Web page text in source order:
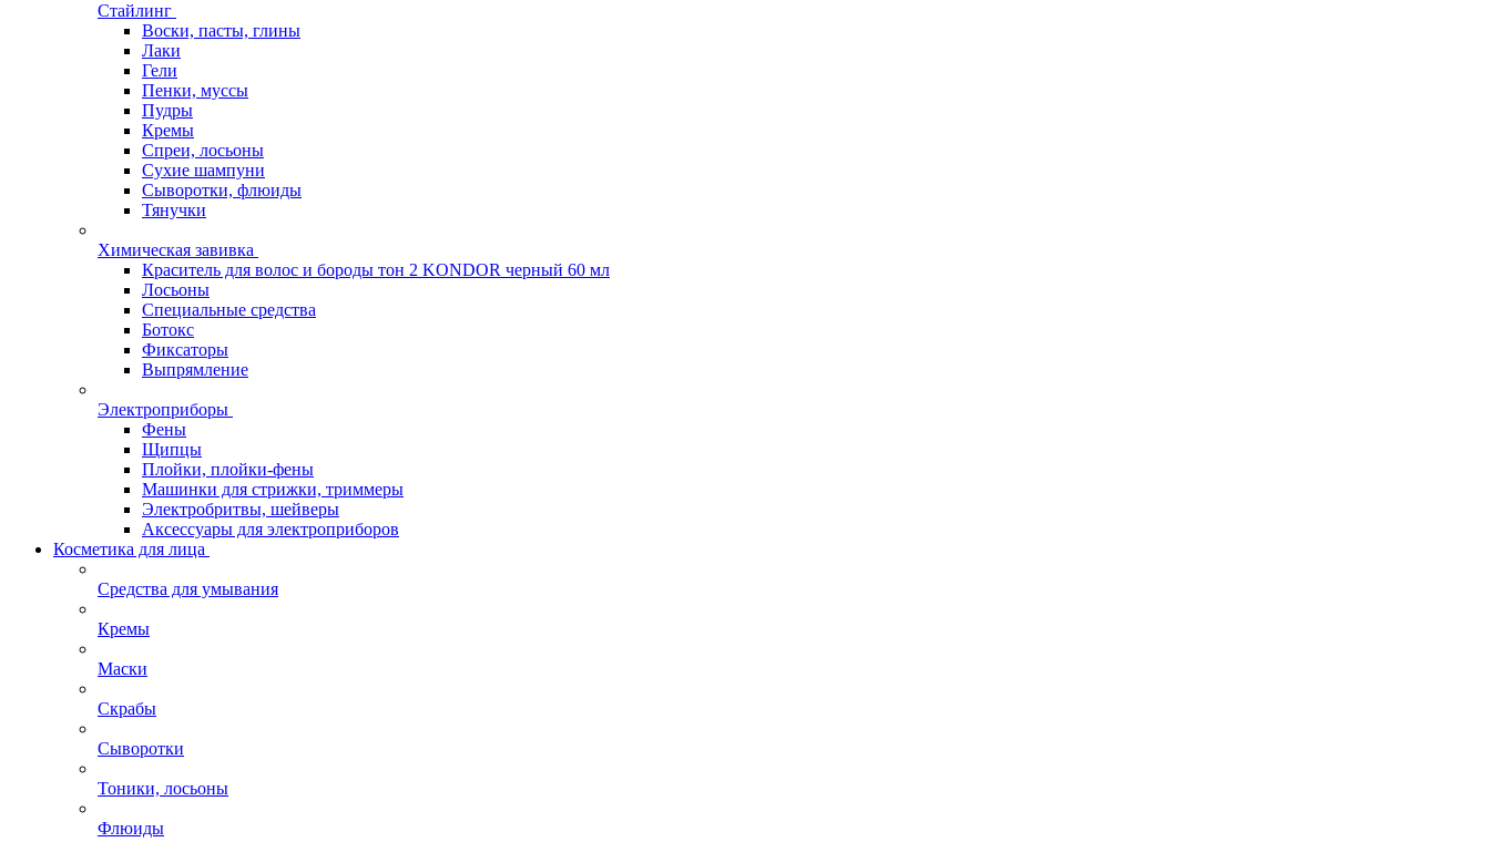
Стайлинг
Воски, пасты, глины
Лаки
Гели
Пенки, муссы
Пудры
Кремы
Спреи, лосьоны
Сухие шампуни
Сыворотки, флюиды
Тянучки
Химическая завивка
Краситель для волос и бороды тон 2 KONDOR черный 60 мл
Лосьоны
Специальные средства
Ботокс
Фиксаторы
Выпрямление
Электроприборы
Фены
Щипцы
Плойки, плойки-фены
Машинки для стрижки, триммеры
Электробритвы, шейверы
Аксессуары для электроприборов
Косметика для лица
Средства для умывания
Кремы
Маски
Скрабы
Сыворотки
Тоники, лосьоны
Флюиды